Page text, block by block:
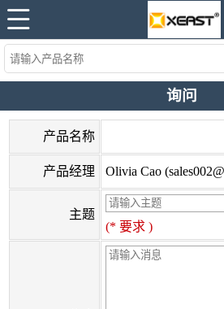
询问
产品名称
产品经理 Olivia Cao
主题
(* 要求 )